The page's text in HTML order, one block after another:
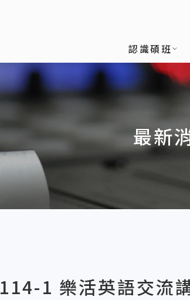
認識碩班
最新
114-1 樂活英語交流